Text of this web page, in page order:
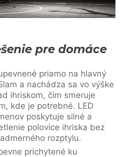
pre domáce
priamo na hlavný
a nachádza sa vo výške
ihriskom, čím smeruje
kde je potrebné. LED
poskytuje silné a
polovice ihriska bez
rozptylu.
prichytené ku